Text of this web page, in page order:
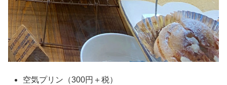
空気プリン（300円＋税）